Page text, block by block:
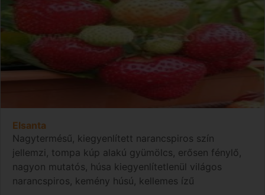
Elsanta
Nagytermésű, kiegyenlített narancspiros szín
jellemzi, tompa kúp alakú gyümölcs, erősen fénylő,
nagyon mutatós, húsa kiegyenlítetlenül világos
narancspiros, kemény húsú, kellemes ízű